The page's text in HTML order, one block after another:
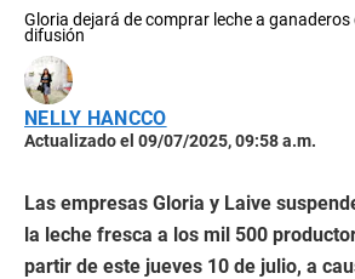
Gloria dejará de comprar leche a
difusión
NELLY HANCCO
Actualizado el 09/07/2025, 09:58 a.m.
Las empresas Gloria y Laive
la leche fresca a los mil 500
partir de este jueves 10 de julio, a